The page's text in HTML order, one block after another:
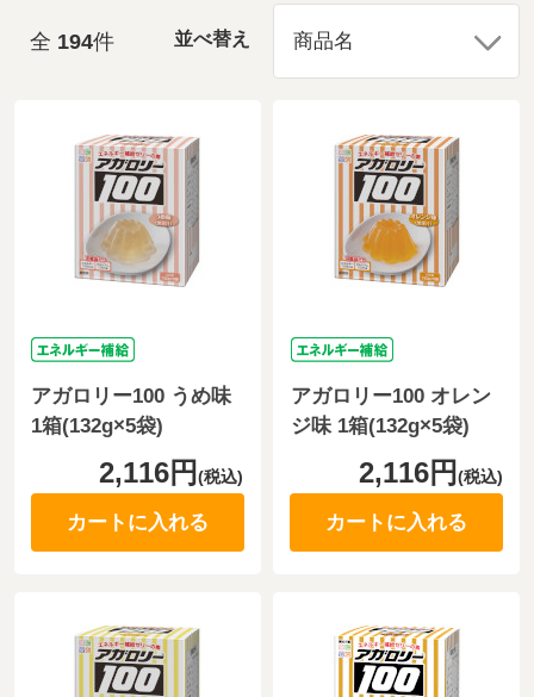
全 194件
アガロリー100 うめ味
1箱(132g×5袋)
2,116円(税込)
カートに入れる
アガロリー100 オレン
ジ味 1箱(132g×5袋)
2,116円 (税込)
カートに入れる